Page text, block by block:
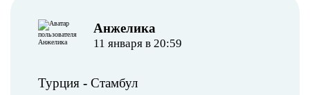
Анжелика
11 января в 20:59
Турция - Стамбул